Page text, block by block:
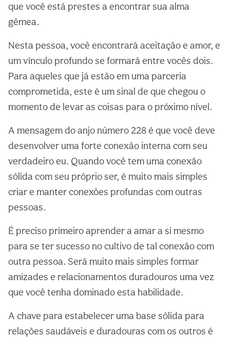
que você está prestes a encontrar sua alma
gêmea.
Nesta pessoa, você encontrará aceitação e amor, e
um vínculo profundo se formará entre vocês dois.
Para aqueles que já estão em uma parceria
comprometida, este é um sinal de que chegou o
momento de levar as coisas para o próximo nível.
A mensagem do anjo número 228 é que você deve
desenvolver uma forte conexão interna com seu
verdadeiro eu. Quando você tem uma conexão
sólida com seu próprio ser, é muito mais simples
criar e manter conexões profundas com outras
pessoas.
É preciso primeiro aprender a amar a si mesmo
para se ter sucesso no cultivo de tal conexão com
outra pessoa. Será muito mais simples formar
amizades e relacionamentos duradouros uma vez
que você tenha dominado esta habilidade.
A chave para estabelecer uma base sólida para
relações saudáveis e duradouras com os outros é